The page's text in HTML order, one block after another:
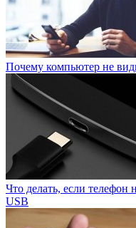
Почему компьютер не
Что делать, если телефон
USB